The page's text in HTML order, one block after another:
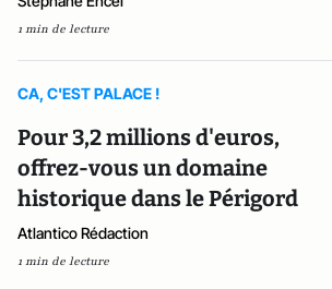
1 min de lecture
CA, C'EST PALACE !
Pour 3,2 millions d'euros,
offrez-vous un domaine
historique dans le Périgord
Atlantico Rédaction
1 min de lecture